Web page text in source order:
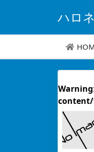
ハロ
Warning